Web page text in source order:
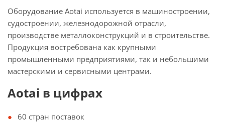
Оборудование Aotai используется в машиностроении,
судостроении, железнодорожной отрасли,
производстве металлоконструкций и в строительстве.
Продукция востребована как крупными
промышленными предприятиями, так и небольшими
мастерскими и сервисными центрами.
Aotai в цифрах
60 стран поставок